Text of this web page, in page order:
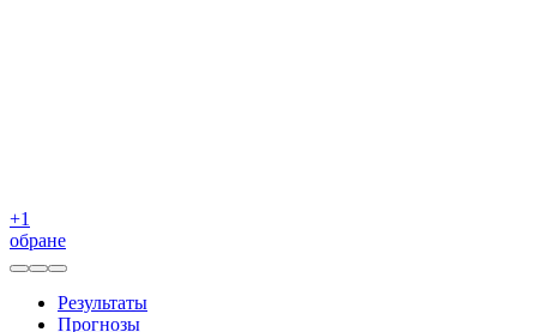
+1
обране
Результаты
Прогнозы